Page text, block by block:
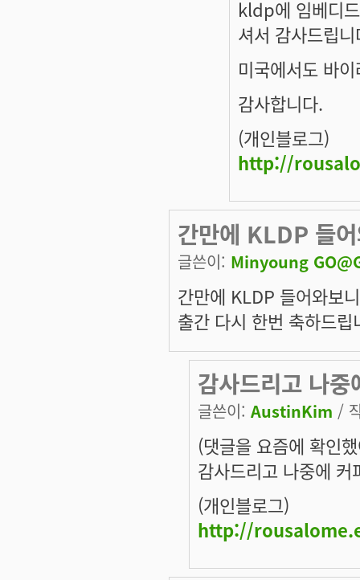
kldp에 임베디
셔서 감사드립
미국에서도 바
감사합니다.
(개인블로그)
http://
간만에 KLDP 들
글쓴이: Minyoung
간만에 KLDP 들어와보
출간 다시 한번 축하드립
감사드리고 나
글쓴이: AustinKim /
(댓글을 요즘에 확인
감사드리고 나중에
(개인블로그)
http://